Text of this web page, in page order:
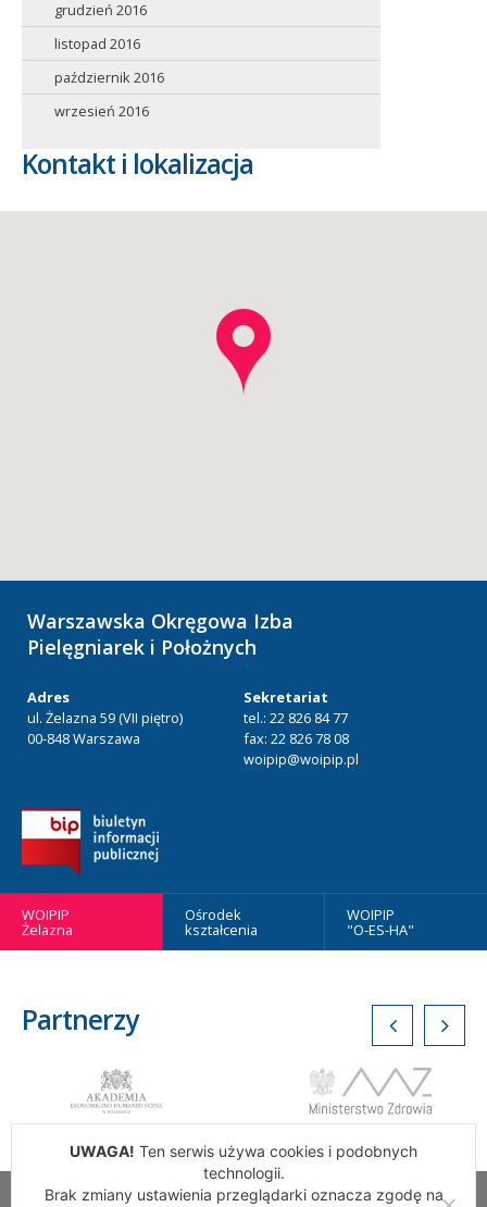
grudzień 2016
listopad 2016
październik 2016
wrzesień 2016
Kontakt i lokalizacja
Warszawska Okręgowa Izba
Pielęgniarek i Położnych
Adres
ul. Żelazna 59 (VII piętro)
00-848 Warszawa
Sekretariat
tel.: 22 826 84 77
fax: 22 826 78 08
woipip@woipip.pl
WOIPIP
Żelazna
Ośrodek
kształcenia
WOIPIP
"O-ES-HA"
Partnerzy
UWAGA! Ten serwis używa cookies i podobnych
technologii.
Brak zmiany ustawienia przeglądarki oznacza zgodę na